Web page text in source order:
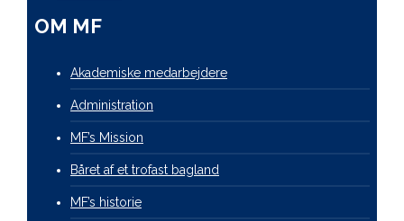
OM MF
Akademiske medarbejdere
Administration
MF’s Mission
Båret af et trofast bagland
MF’s historie